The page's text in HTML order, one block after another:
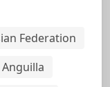
Federation